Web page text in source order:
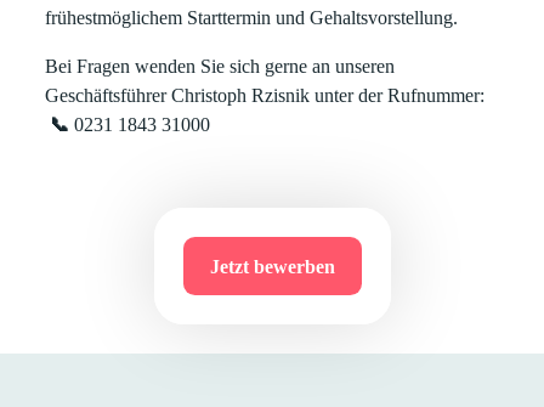
frühestmöglichem Starttermin und Gehaltsvorstellung.
Bei Fragen wenden Sie sich gerne an unseren
Geschäftsführer Christoph Rzisnik unter der Rufnummer:
📞 0231 1843 31000
Jetzt bewerben